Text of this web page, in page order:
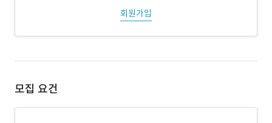
회원가입
모집 요건